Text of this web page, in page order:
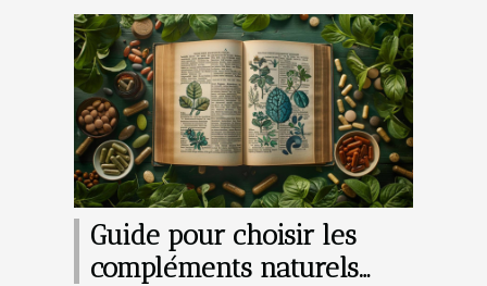
Guide pour choisir les
compléments naturels